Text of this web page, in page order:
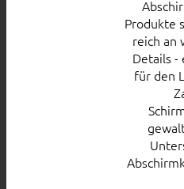
Produkte
reich an
Details -
für den